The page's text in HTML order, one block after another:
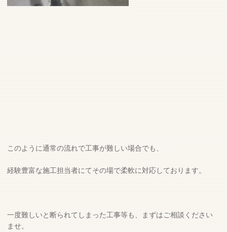
このように通常の流れで工事が難しい場合でも、
経験豊富な施工担当者にてその場で柔軟に対応しております。
一度難しいと断られてしまった工事等も、まずはご相談ください
ませ。